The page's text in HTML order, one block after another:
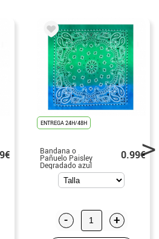
ENTREGA 24H/48H
Bandana o
Pañuelo Paisley
Degradado azul
de 54x54 cm
0.99€
- +